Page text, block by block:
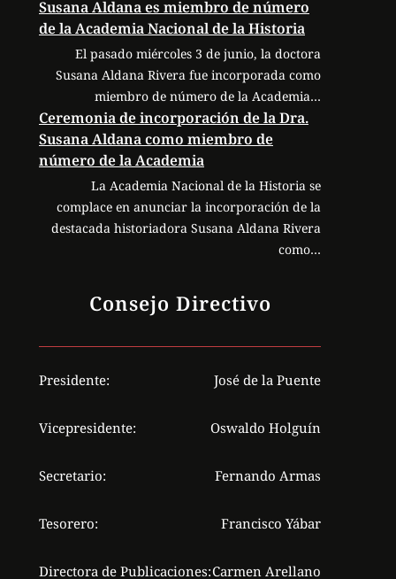
Susana Aldana es miembro de número
de la Academia Nacional de la Historia
El pasado miércoles 3 de junio, la doctora
Susana Aldana Rivera fue incorporada como
miembro de número de la Academia…
Ceremonia de incorporación de la Dra.
Susana Aldana como miembro de
número de la Academia
La Academia Nacional de la Historia se
complace en anunciar la incorporación de la
destacada historiadora Susana Aldana Rivera
como…
Consejo Directivo
Presidente: José de la Puente
Vicepresidente: Oswaldo Holguín
Secretario: Fernando Armas
Tesorero: Francisco Yábar
Directora de Publicaciones:Carmen Arellano